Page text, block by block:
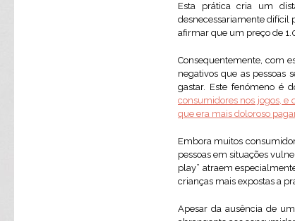
Esta prática cria um
desnecessariamente difícil
afirmar que um preço de
Consequentemente, com
negativos que as pessoas
gastar. Este fenómeno é
consumidores nos jogos, e
que era mais doloroso
Embora muitos
pessoas em situações
play” atraem
crianças mais expostas a
Apesar da ausência de